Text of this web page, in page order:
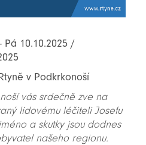
Pá 10.10.2025 /
v Podkrkonoší
vás srdečně zve na
lidovému léčiteli Josefu
a skutky jsou dodnes
našeho regionu.